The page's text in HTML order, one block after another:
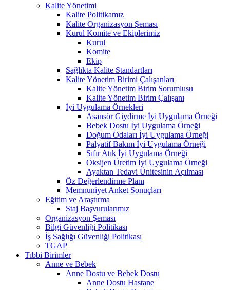
Kalite Yönetimi
Kalite Politikamız
Kalite Organizasyon Şeması
Kurul Komite ve Ekiplerimiz
Kurul
Komite
Ekip
Sağlıkta Kalite Standartları
Kalite Yönetim Birimi Çalışanları
Kalite Yönetim Birim Sorumlusu
Kalite Yönetim Birim Çalışanı
İyi Uygulama Örnekleri
Asansör Giydirme İyi Uygulama Örneği
Bebek Dostu İyi Uygulama Örneği
Doğum Odaları İyi Uygulama Örneği
Palyatif Bakım İyi Uygulama Örneği
Sıfır Atık İyi Uygulama Örneği
Oksijen Üretim İyi Uygulama Örneği
Ayaktan Tedavi Ünitesinin Açılması
Öz Değerlendirme Planı
Memnuniyet Anket Sonuçları
Eğitim ve Araştırma
Staj Başvurularımız
Organizasyon Şeması
Bilgi Güvenliği Politikası
İş Sağlığı Güvenliği Politikası
TGAP
Tıbbi Birimler
Anne ve Bebek
Anne Dostu ve Bebek Dostu
Anne Dostu Hastane